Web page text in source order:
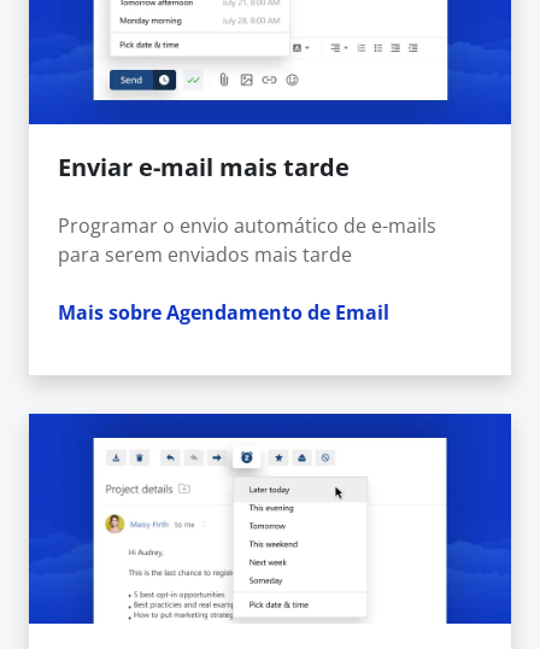
Enviar e-mail mais tarde
Programar o envio automático de e-mails
para serem enviados mais tarde
Mais sobre Agendamento de Email